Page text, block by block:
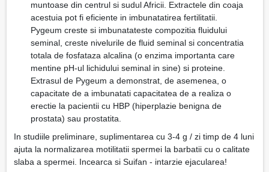
muntoase din centrul si sudul Africii. Extractele din coaja
acestuia pot fi eficiente in imbunatatirea fertilitatii.
Pygeum creste si imbunatateste compozitia fluidului
seminal, creste nivelurile de fluid seminal si concentratia
totala de fosfataza alcalina (o enzima importanta care
mentine pH-ul lichidului seminal in sine) si proteine.
Extrasul de Pygeum a demonstrat, de asemenea, o
capacitate de a imbunatati capacitatea de a realiza o
erectie la pacientii cu HBP (hiperplazie benigna de
prostata) sau prostatita.
In studiile preliminare, suplimentarea cu 3-4 g / zi timp de 4 luni
ajuta la normalizarea motilitatii spermei la barbatii cu o calitate
slaba a spermei. Incearca si Suifan - intarzie ejacularea!